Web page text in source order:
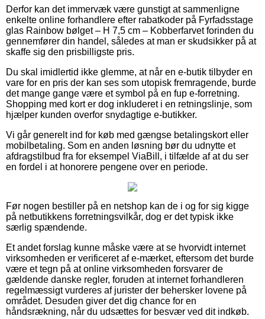
Derfor kan det immervæk være gunstigt at sammenligne
enkelte online forhandlere efter rabatkoder på Fyrfadsstage
glas Rainbow bølget – H 7,5 cm – Kobberfarvet forinden du
gennemfører din handel, således at man er skudsikker på at
skaffe sig den prisbilligste pris.
Du skal imidlertid ikke glemme, at når en e-butik tilbyder en
vare for en pris der kan ses som utopisk fremragende, burde
det mange gange være et symbol på en fup e-forretning.
Shopping med kort er dog inkluderet i en retningslinje, som
hjælper kunden overfor snydagtige e-butikker.
Vi går generelt ind for køb med gængse betalingskort eller
mobilbetaling. Som en anden løsning bør du udnytte et
afdragstilbud fra for eksempel ViaBill, i tilfælde af at du ser
en fordel i at honorere pengene over en periode.
Før nogen bestiller på en netshop kan de i og for sig kigge
på netbutikkens forretningsvilkår, dog er det typisk ikke
særlig spændende.
Et andet forslag kunne måske være at se hvorvidt internet
virksomheden er verificeret af e-mærket, eftersom det burde
være et tegn på at online virksomheden forsvarer de
gældende danske regler, foruden at internet forhandleren
regelmæssigt vurderes af jurister der behersker lovene på
området. Desuden giver det dig chance for en
håndsrækning, når du udsættes for besvær ved dit indkøb.